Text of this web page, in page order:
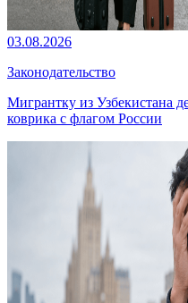
03.08.2026
Законодательство
Мигрантку из Узбекистана
коврика с флагом России